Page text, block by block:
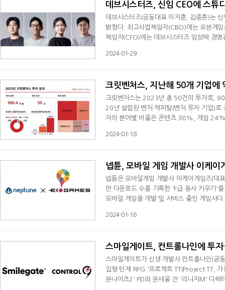
데브시스터즈, 신임 CEO에 스튜
데브시스터즈(공동대표 이지훈, 김종흔)는
밝혔다. 최고사업책임자(CBO)에는 오븐게
책임자(CFO)에는 데브시스터즈 임성택 경
라 핵심 리더십에 변화가 필요하다는 판단
2024-01-29
크릿벤처스, 지난해 50개 기업에
크릿벤처스는 2023년 총 50건의 투자로,
20년 설립된 벤처 캐피탈(벤처 투자 기업)로
자의 분야별 비중은 콘텐츠 38%, 게임
올렸다"고 설명했다.주요 투자기업에는 콘
2024-01-18
넵튠, 모바일 게임 개발사 이케이
넵튠은 모바일게임 개발사 이케이게임즈(
만 다운로드 수를 기록한 'F급 용사 키우기'
모바일 게임을 개발 및 서비스 중인 게임사
라, '우르르용병단'의 플레이하드 등 해외 시
2024-01-16
스마일게이트, 컨트롤나인에 투
스마일게이트가 신생 개발사 컨트롤나인(공
집형 턴제 RPG '프로젝트 TT(Project TT,
븐나이츠2' PD와 권세웅 전 '리니지M' 디렉